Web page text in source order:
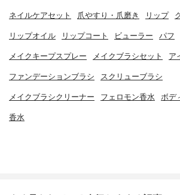
ネイルケアセット 爪やすり・爪磨き リップ
リップオイル リップコート ビューラー パフ
メイクキープスプレー メイクブラシセット ア
ファンデーションブラシ スクリューブラシ
メイクブラシクリーナー フェロモン香水 ボデ
香水